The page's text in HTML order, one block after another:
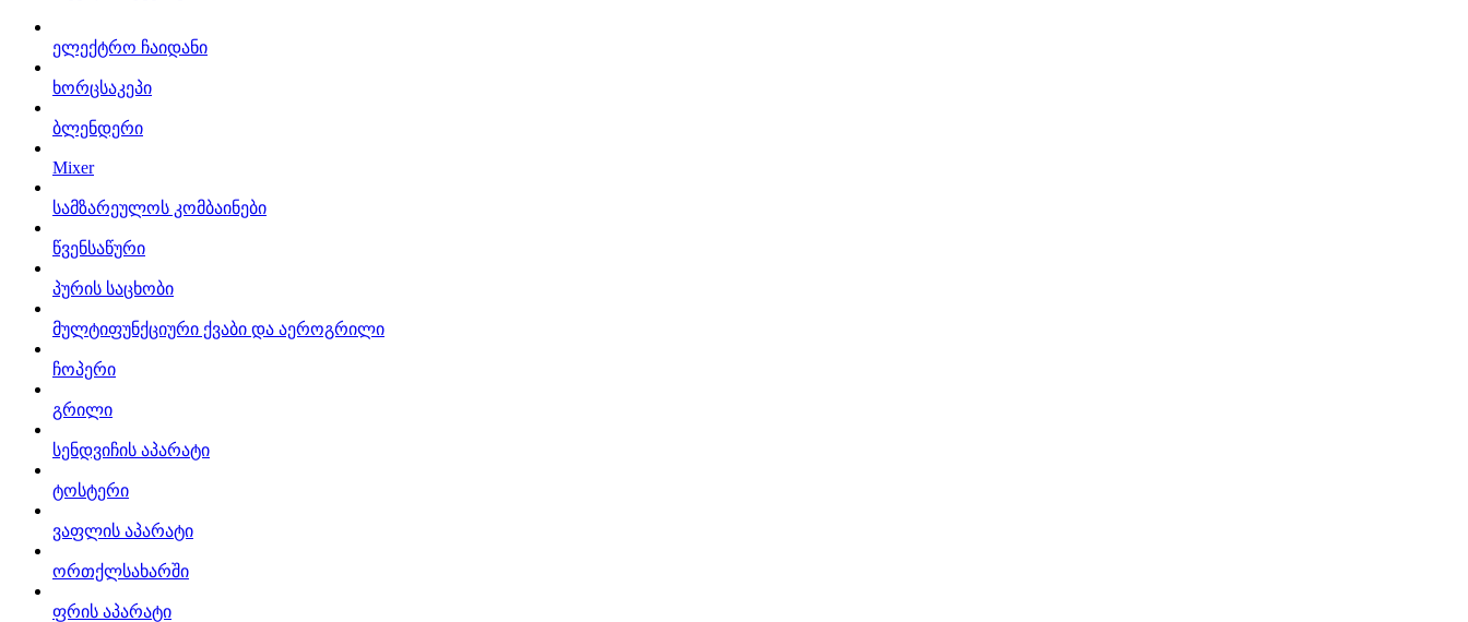
ელექტრო ჩაიდანი
ხორცსაკეპი
ბლენდერი
Mixer
სამზარეულოს კომბაინები
წვენსაწური
პურის საცხობი
მულტიფუნქციური ქვაბი და აეროგრილი
ჩოპერი
გრილი
სენდვიჩის აპარატი
ტოსტერი
ვაფლის აპარატი
ორთქლსახარში
ფრის აპარატი